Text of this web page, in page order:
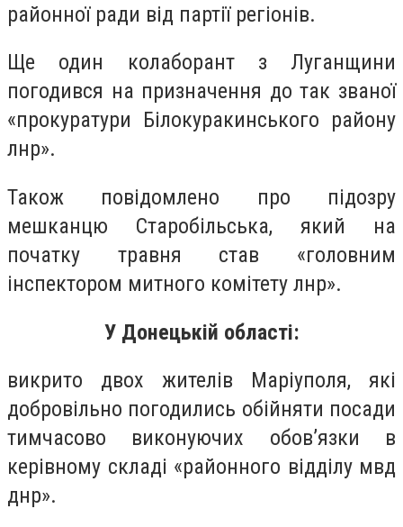
районної ради від партії регіонів.
Ще один колаборант з Луганщини
погодився на призначення до так званої
«прокуратури Білокуракинського району
лнр».
Також повідомлено про підозру
мешканцю Старобільська, який на
початку травня став «головним
інспектором митного комітету лнр».
У Донецькій області:
викрито двох жителів Маріуполя, які
добровільно погодились обійняти посади
тимчасово виконуючих обов’язки в
керівному складі «районного відділу мвд
днр».